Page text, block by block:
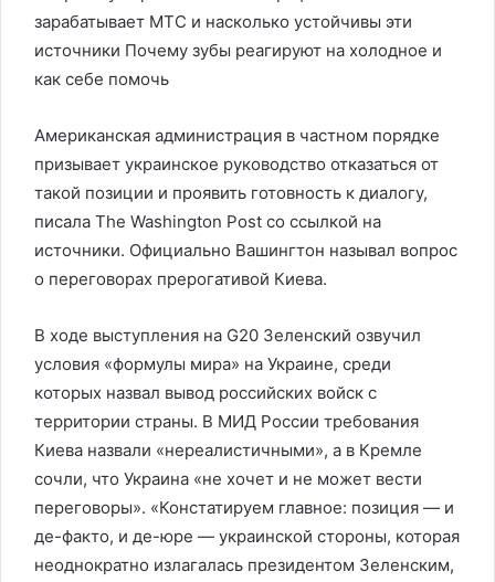
зарабатывает МТС и насколько устойчивы эти
источники Почему зубы реагируют на холодное и
как себе помочь
Американская администрация в частном порядке
призывает украинское руководство отказаться от
такой позиции и проявить готовность к диалогу,
писала The Washington Post со ссылкой на
источники. Официально Вашингтон называл вопрос
о переговорах прерогативой Киева.
В ходе выступления на G20 Зеленский озвучил
условия «формулы мира» на Украине, среди
которых назвал вывод российских войск с
территории страны. В МИД России требования
Киева назвали «нереалистичными», а в Кремле
сочли, что Украина «не хочет и не может вести
переговоры». «Констатируем главное: позиция — и
де-факто, и де-юре — украинской стороны, которая
неоднократно излагалась президентом Зеленским,